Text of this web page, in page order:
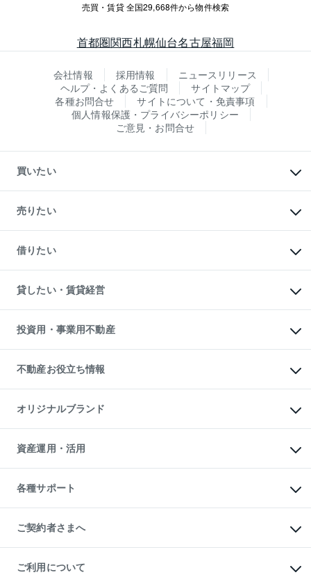
売買・賃貸 全国29,668件から物件検索
首都圏関西札幌仙台名古屋福岡
会社情報 採用情報
ニュースリリース
ヘルプ・よくあるご質問
サイトマップ
各種お問合せ
サイトについて・免責事項
個人情報保護・プライバシーポリシー
ご意見・お問合せ
買いたい
新築・分譲マンションの購入
中古マンションの購入
一戸建ての購入
中古一戸建ての購入
不動産購入の流れ
注目キーワード物件特集
購入ガイド
English 繁体中文簡体中文
売りたい
一戸建ての売却・査定
土地の売却・査定
スピードAI査定
不動産査定について
不動産売却の流れ
不動産買換えの流れ
売却ガイド
借りたい
オフィス・店舗の賃貸
借りるときの流れ
借りるガイド
貸したい・賃貸経営
マンション賃料データ
賃貸管理プラン
リロケーションについて
貸すガイド
投資用・事業用不動産
事業用不動産
マンション投資
投資用マンション
アパート経営
収益物件
ビル購入（ビル一棟）
投資用不動産の売却査定
事業用不動産の売却査定
不動産お役立ち情報
マンションライブラリー
人気マンションランキング
暮らしに役立つ不動産メディア
不動産相場・不動産価格情報
不動産コラム・ニュース
不動産用語集
不動産なんでもネット相談室
住まいの税金
オリジナルブランド
一棟リノベーションマンション
L`GENTE（ルジェンテ）
区分リノベーションマンション
投資用一棟レジデンスWELL
不動産小口投資
LEGACIA（レガシア）
資産運用・活用
不動産M&A
アセットマネジメント・出資
各種サポート
相続サポート
リフォームサポート
ご契約者さまへ
ご紹介・再契約特典
入居者様専用-各種ご案内（賃貸）
ご利用について